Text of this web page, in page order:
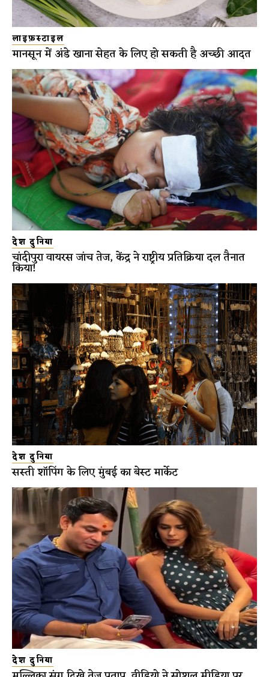
लाइफ़स्टाइल
मानसून में अंडे खाना सेहत के लिए हो सकती है अच्छी आदत
देश दुनिया
चांदीपुरा वायरस जांच तेज, केंद्र ने राष्ट्रीय प्रतिक्रिया दल तैनात
किया!
देश दुनिया
सस्ती शॉपिंग के लिए मुंबई का बेस्ट मार्केट
देश दुनिया